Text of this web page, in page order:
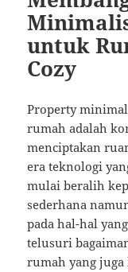
untuk
Cozy
Property
rumah adalah
menciptakan
era teknologi
mulai beralih
sederhana
pada hal-hal
telusuri
rumah yang juga